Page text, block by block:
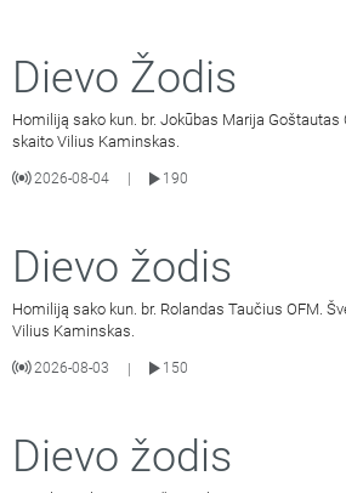
Dievo Žodis
Homiliją sako kun. br. Jokūbas Marija Goštautas
skaito Vilius Kaminskas.
2026-08-04
190
Dievo žodis
Homiliją sako kun. br. Rolandas Taučius OFM.
Vilius Kaminskas.
2026-08-03 |
150
Dievo žodis